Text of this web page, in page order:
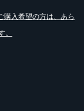
入希望の方は、あら